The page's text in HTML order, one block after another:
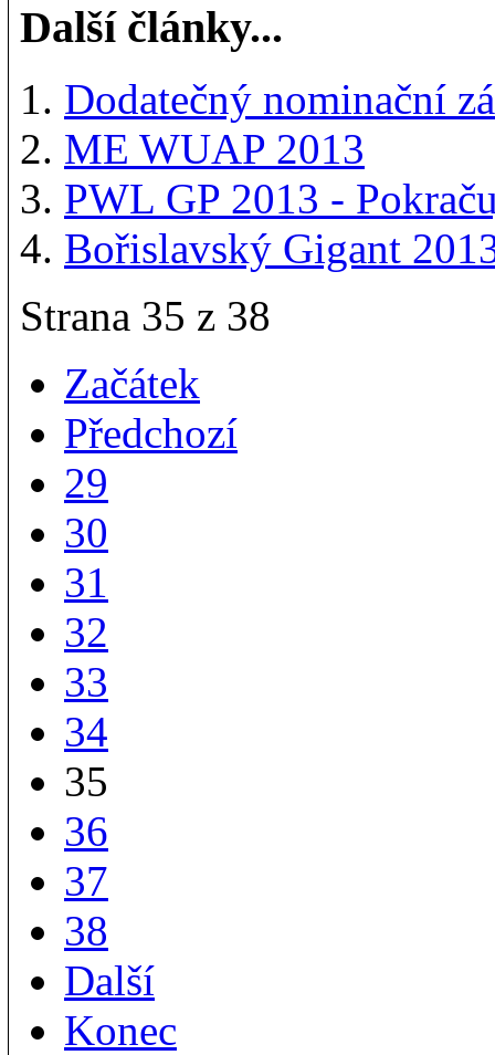
Další články...
Dodatečný nominační
ME WUAP 2013
PWL GP 2013 -
Bořislavský Gigant
Strana 35 z 38
Začátek
Předchozí
29
30
31
32
33
34
35
36
37
38
Další
Konec